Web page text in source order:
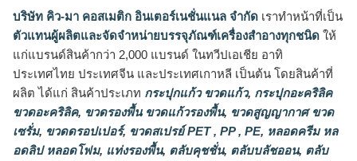
บริษัท คิว-มา คอสเมติก อินเตอร์เนชั่นแนล จำกัด เราทำหน้าที่เป็น
ตัวแทนผู้ผลิตและจัดจำหน่ายบรรจุภัณฑ์เครื่องสำอางทุกชนิด ให้
แก่แบรนด์สินค้ากว่า 2,000 แบรนด์ ในทวีปเอเชีย อาทิ
ประเทศไทย ประเทศจีน และประเทศเกาหลี เป็นต้น โดยสินค้าที่
ผลิต ได้แก่ สินค้าประเภท กระปุกแก้ว ขวดแก้ว, กระปุกอะคริลิค
ขวดอะคริลิค, ขวดรองพื้น ขวดแก้วรองพื้น, ขวดสูญญากาศ ขวด
เซรั่ม, ขวดดรอปเปอร์, ขวดสเปรย์ PET , PP , PE, หลอดครีม หล
อดลิป หลอดโฟม, แท่งรองพื้น, ตลับคุชชั่น, ตลับบลัชออน, ตลับ